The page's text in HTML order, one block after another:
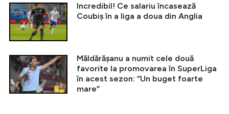
Incredibil! Ce salariu încasează
Coubiș în a liga a doua din Anglia
Măldărășanu a numit cele două
favorite la promovarea în SuperLiga
în acest sezon: ”Un buget foarte
mare”